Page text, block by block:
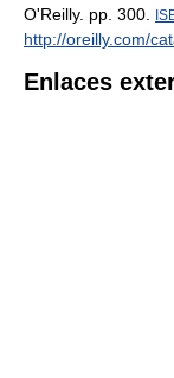
O'Reilly. pp. 300.
http://oreilly.com/
Enlaces